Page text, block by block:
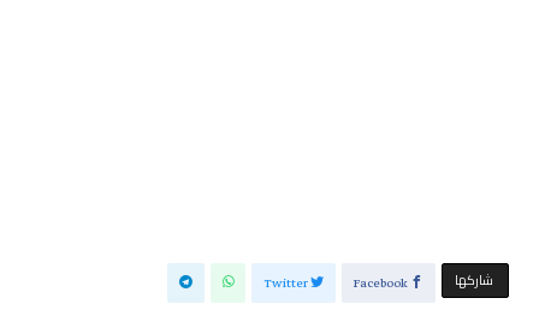
‫‫ شاركها‬ Facebook
Twitter